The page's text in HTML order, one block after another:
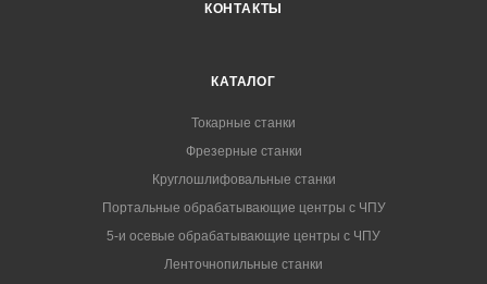
КОНТАКТЫ
КАТАЛОГ
Токарные станки
Фрезерные станки
Круглошлифовальные станки
Портальные обрабатывающие центры с ЧПУ
5-и осевые обрабатывающие центры с ЧПУ
Ленточнопильные станки